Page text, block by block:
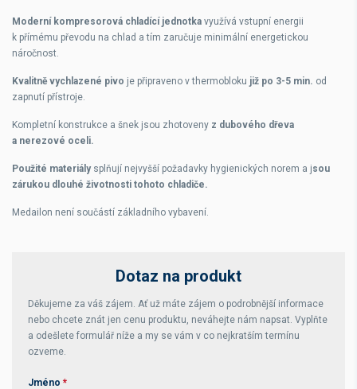
Moderní kompresorová chladící jednotka využívá vstupní energii
k přímému převodu na chlad a tím zaručuje minimální energetickou
náročnost.
Kvalitně vychlazené pivo je připraveno v thermobloku již po 3-5 min. od
zapnutí přístroje.
Kompletní konstrukce a šnek jsou zhotoveny z dubového dřeva
a nerezové oceli.
Použité materiály splňují nejvyšší požadavky hygienických norem a jsou
zárukou dlouhé životnosti tohoto chladiče.
Medailon není součástí základního vybavení.
Dotaz na produkt
Děkujeme za váš zájem. Ať už máte zájem o podrobnější informace
nebo chcete znát jen cenu produktu, neváhejte nám napsat. Vyplňte
a odešlete formulář níže a my se vám v co nejkratším termínu
ozveme.
Jméno *